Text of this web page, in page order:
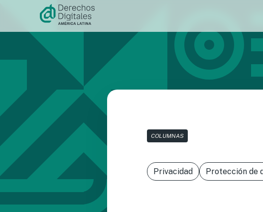
contenido
COLUMNAS
Privacidad Protección de